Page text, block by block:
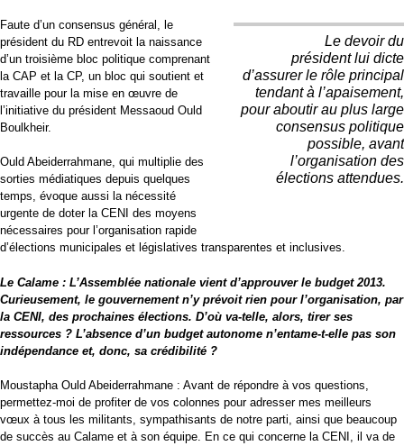
Le devoir du
président lui dicte
d’assurer le rôle principal
tendant à l’apaisement,
pour aboutir au plus large
consensus politique
possible, avant
l’organisation des
élections attendues.
Faute d’un consensus général, le
président du RD entrevoit la naissance
d’un troisième bloc politique comprenant
la CAP et la CP, un bloc qui soutient et
travaille pour la mise en œuvre de
l’initiative du président Messaoud Ould
Boulkheir.
Ould Abeiderrahmane, qui multiplie des
sorties médiatiques depuis quelques
temps, évoque aussi la nécessité
urgente de doter la CENI des moyens
nécessaires pour l’organisation rapide
d’élections municipales et législatives transparentes et inclusives.
Le Calame : L’Assemblée nationale vient d’approuver le budget 2013.
Curieusement, le gouvernement n’y prévoit rien pour l’organisation, par
la CENI, des prochaines élections. D’où va-telle, alors, tirer ses
ressources ? L’absence d’un budget autonome n’entame-t-elle pas son
indépendance et, donc, sa crédibilité ?
Moustapha Ould Abeiderrahmane : Avant de répondre à vos questions,
permettez-moi de profiter de vos colonnes pour adresser mes meilleurs
vœux à tous les militants, sympathisants de notre parti, ainsi que beaucoup
de succès au Calame et à son équipe. En ce qui concerne la CENI, il va de